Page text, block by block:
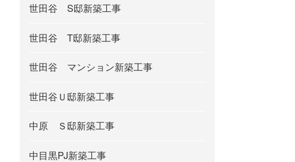
世田谷 S邸新築工事
世田谷 T邸新築工事
世田谷 マンション新築工事
世田谷Ｕ邸新築工事
中原 Ｓ邸新築工事
中目黒PJ新築工事